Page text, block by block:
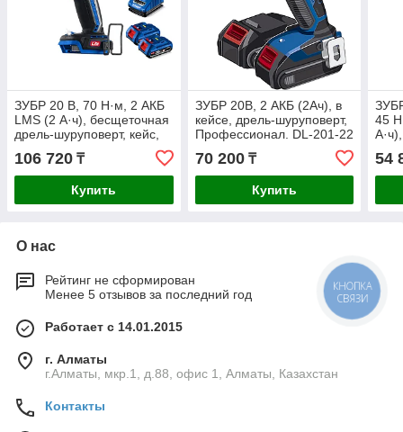
ЗУБР 20 В, 70 Н·м, 2 АКБ
LMS (2 А·ч), бесщеточная
дрель-шуруповерт, кейс,
ПРОФЕССИОНАЛ (DB-70-
22)
106 720 ₸
Купить
ЗУБР 20В, 2 АКБ (2Ач), в
кейсе, дрель-шуруповерт,
Профессионал. DL-201-22
70 200₸
Купить
45
54
О нас
Рейтинг не сформирован
Менее 5 отзывов за последний год
Работает с 14.01.2015
г. Алматы
г.Алматы, мкр.1, д.88, офис 1, Алматы, Казахстан
Контакты
КНОПКА
СВЯЗИ